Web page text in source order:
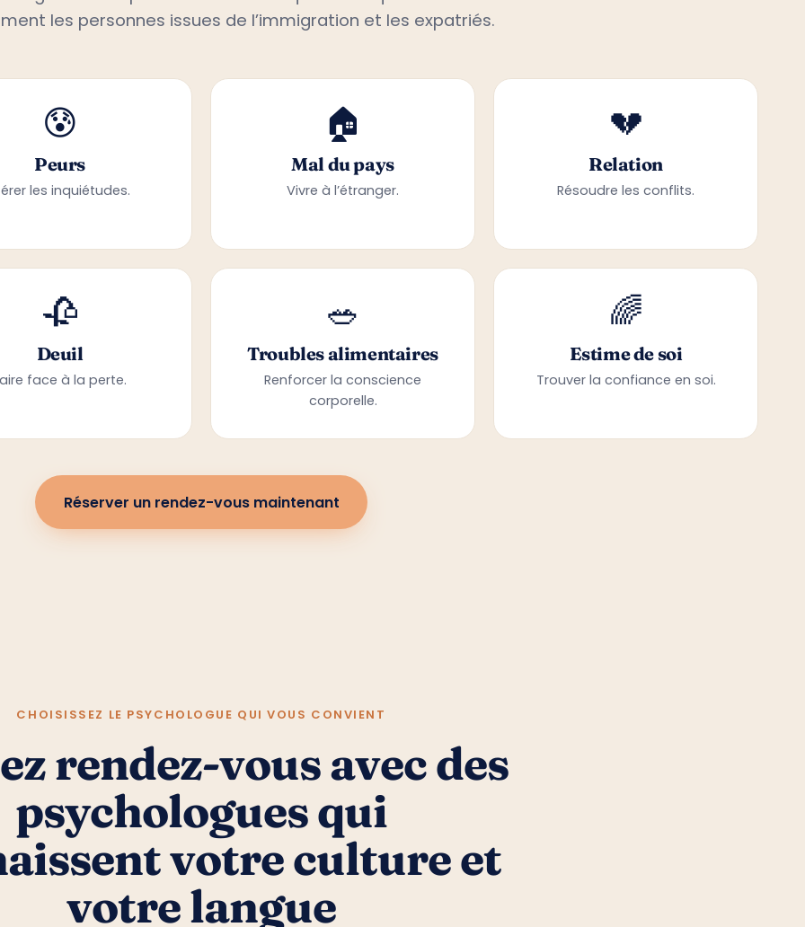
les personnes issues de l’immigration et les expatriés.
😰
Peurs
les inquiétudes.
🏠
Mal du pays
Vivre à l’étranger.
💔
Relation
Résoudre les conflits.
🥀
Deuil
face à la perte.
🥗
Troubles alimentaires
Renforcer la conscience
corporelle.
🌈
Estime de soi
Trouver la confiance en soi.
Réserver un rendez-vous maintenant
CHOISISSEZ LE PSYCHOLOGUE QUI VOUS CONVIENT
rendez-vous avec des
psychologues qui
votre culture et
votre langue